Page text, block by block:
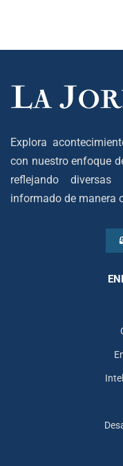
Explora
con nuestro enfoque
reflejando diversas
informado de manera